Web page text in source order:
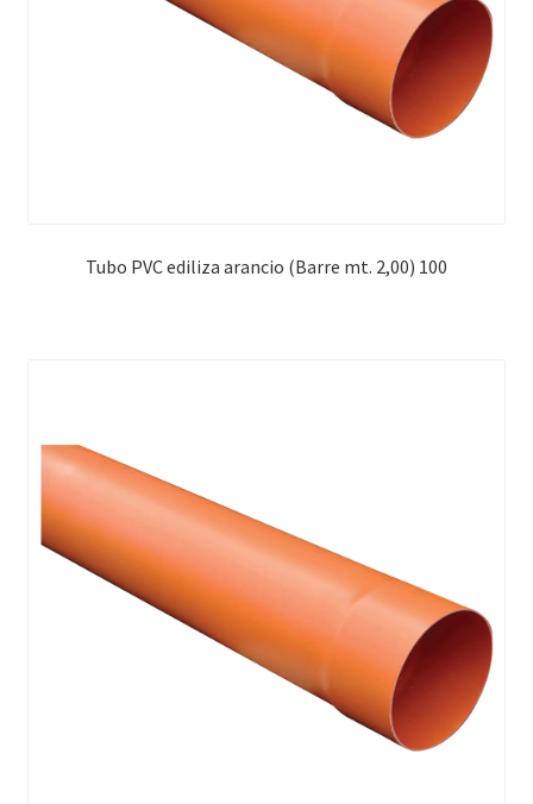
Tubo PVC ediliza arancio (Barre mt. 2,00) 100